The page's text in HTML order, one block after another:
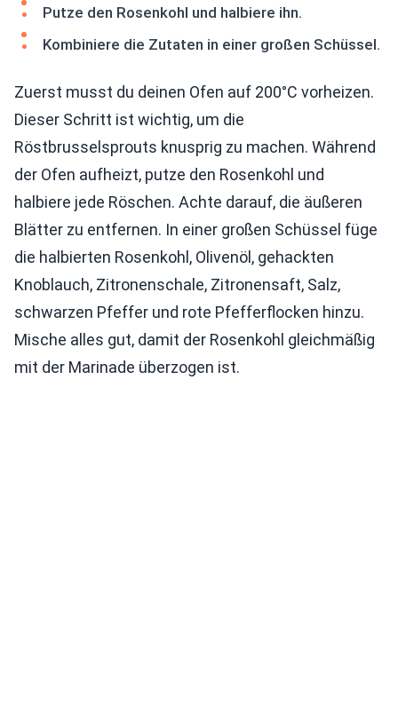
Putze den Rosenkohl und halbiere ihn.
Kombiniere die Zutaten in einer großen Schüssel.
Zuerst musst du deinen Ofen auf 200°C vorheizen.
Dieser Schritt ist wichtig, um die
Röstbrusselsprouts knusprig zu machen. Während
der Ofen aufheizt, putze den Rosenkohl und
halbiere jede Röschen. Achte darauf, die äußeren
Blätter zu entfernen. In einer großen Schüssel füge
die halbierten Rosenkohl, Olivenöl, gehackten
Knoblauch, Zitronenschale, Zitronensaft, Salz,
schwarzen Pfeffer und rote Pfefferflocken hinzu.
Mische alles gut, damit der Rosenkohl gleichmäßig
mit der Marinade überzogen ist.